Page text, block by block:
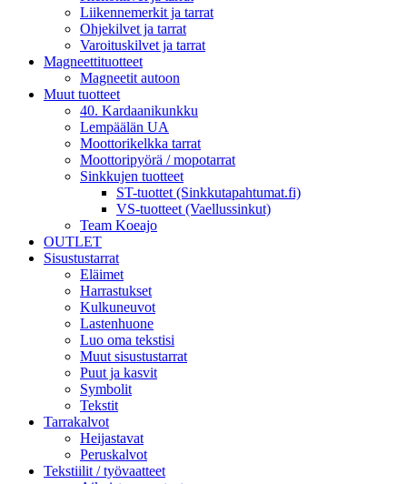
Liikennemerkit ja tarrat
Ohjekilvet ja tarrat
Varoituskilvet ja tarrat
Magneettituotteet
Magneetit autoon
Muut tuotteet
40. Kardaanikunkku
Lempäälän UA
Moottorikelkka tarrat
Moottoripyörä / mopotarrat
Sinkkujen tuotteet
ST-tuottet (Sinkkutapahtumat.fi)
VS-tuotteet (Vaellussinkut)
Team Koeajo
OUTLET
Sisustustarrat
Eläimet
Harrastukset
Kulkuneuvot
Lastenhuone
Luo oma tekstisi
Muut sisustustarrat
Puut ja kasvit
Symbolit
Tekstit
Tarrakalvot
Heijastavat
Peruskalvot
Tekstiilit / työvaatteet